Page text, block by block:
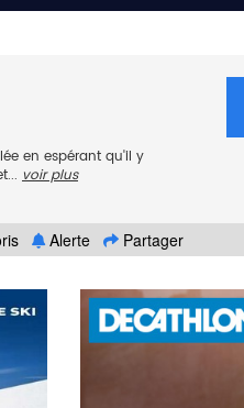
en espérant qu'il y
voir plus
Alerte Partager